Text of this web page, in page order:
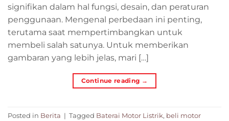
signifikan dalam hal fungsi, desain, dan peraturan
penggunaan. Mengenal perbedaan ini penting,
terutama saat mempertimbangkan untuk
membeli salah satunya. Untuk memberikan
gambaran yang lebih jelas, mari […]
Continue reading →
Posted in Berita | Tagged Baterai Motor Listrik, beli motor